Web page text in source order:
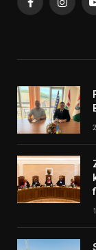
Facebook